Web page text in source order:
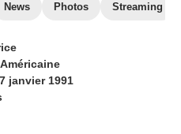
News Photos Streaming
Américaine
7 janvier 1991